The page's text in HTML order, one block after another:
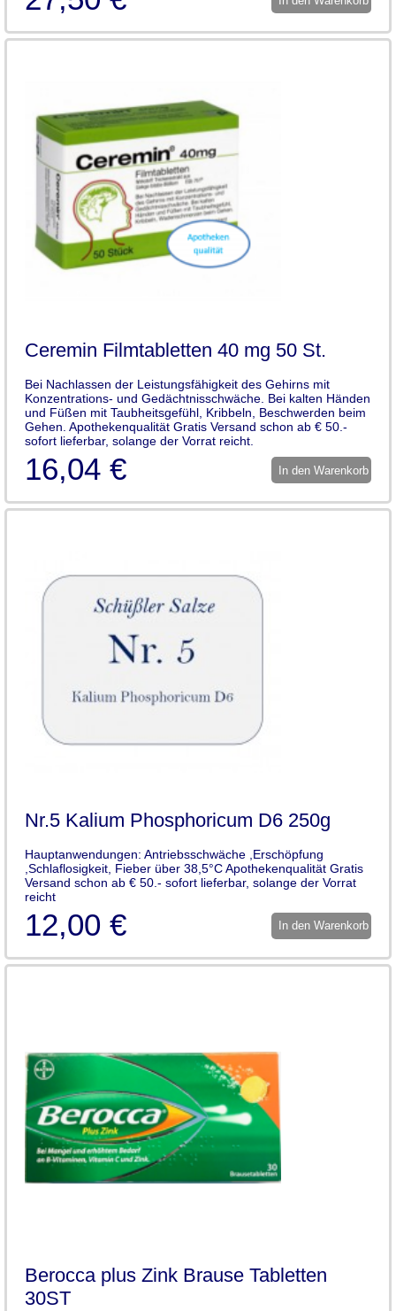
Ceremin Filmtabletten 40 mg 50 St.
Bei Nachlassen der Leistungsfähigkeit des Gehirns mit
Konzentrations- und Gedächtnisschwäche. Bei kalten Händen
und Füßen mit Taubheitsgefühl, Kribbeln, Beschwerden beim
Gehen. Apothekenqualität Gratis Versand schon ab € 50.-
sofort lieferbar, solange der Vorrat reicht.
16,04 € In den Warenkorb
Nr.5 Kalium Phosphoricum D6 250g
Hauptanwendungen: Antriebsschwäche ,Erschöpfung
,Schlaflosigkeit, Fieber über 38,5°C Apothekenqualität Gratis
Versand schon ab € 50.- sofort lieferbar, solange der Vorrat
reicht
12,00 € In den Warenkorb
Berocca plus Zink Brause Tabletten
30ST